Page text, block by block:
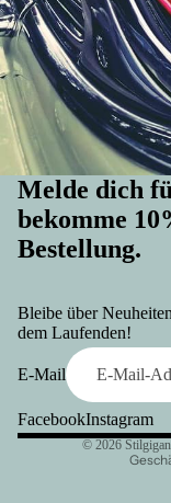
Melde dich
bekomme
Bestellung.
Bleibe über
dem Laufenden!
E-Mail
FacebookInstagram
© 2026
AGB
Versand
Kontaktinformationen
Impressum